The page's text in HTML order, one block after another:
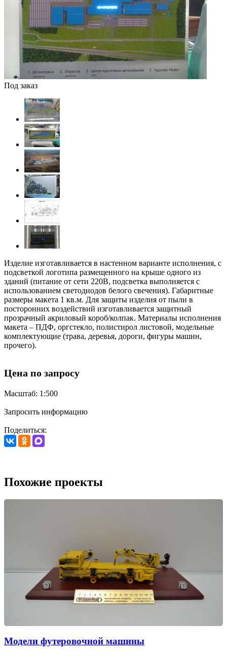
Под заказ
Изделие изготавливается в настенном варианте исполнения, с
подсветкой логотипа размещенного на крыше одного из
зданий (питание от сети 220В, подсветка выполняется с
использованием светодиодов белого свечения). Габаритные
размеры макета 1 кв.м. Для защиты изделия от пыли в
посторонних воздействий изготавливается защитный
прозрачный акриловый короб/колпак. Материалы исполнения
макета – ПДФ, оргстекло, полистирол листовой, модельные
комплектующие (трава, деревья, дороги, фигуры машин,
прочего).
Цена по запросу
Масштаб: 1:500
Запросить информацию
Поделиться:
Похожие проекты
Модели футеровочной машины